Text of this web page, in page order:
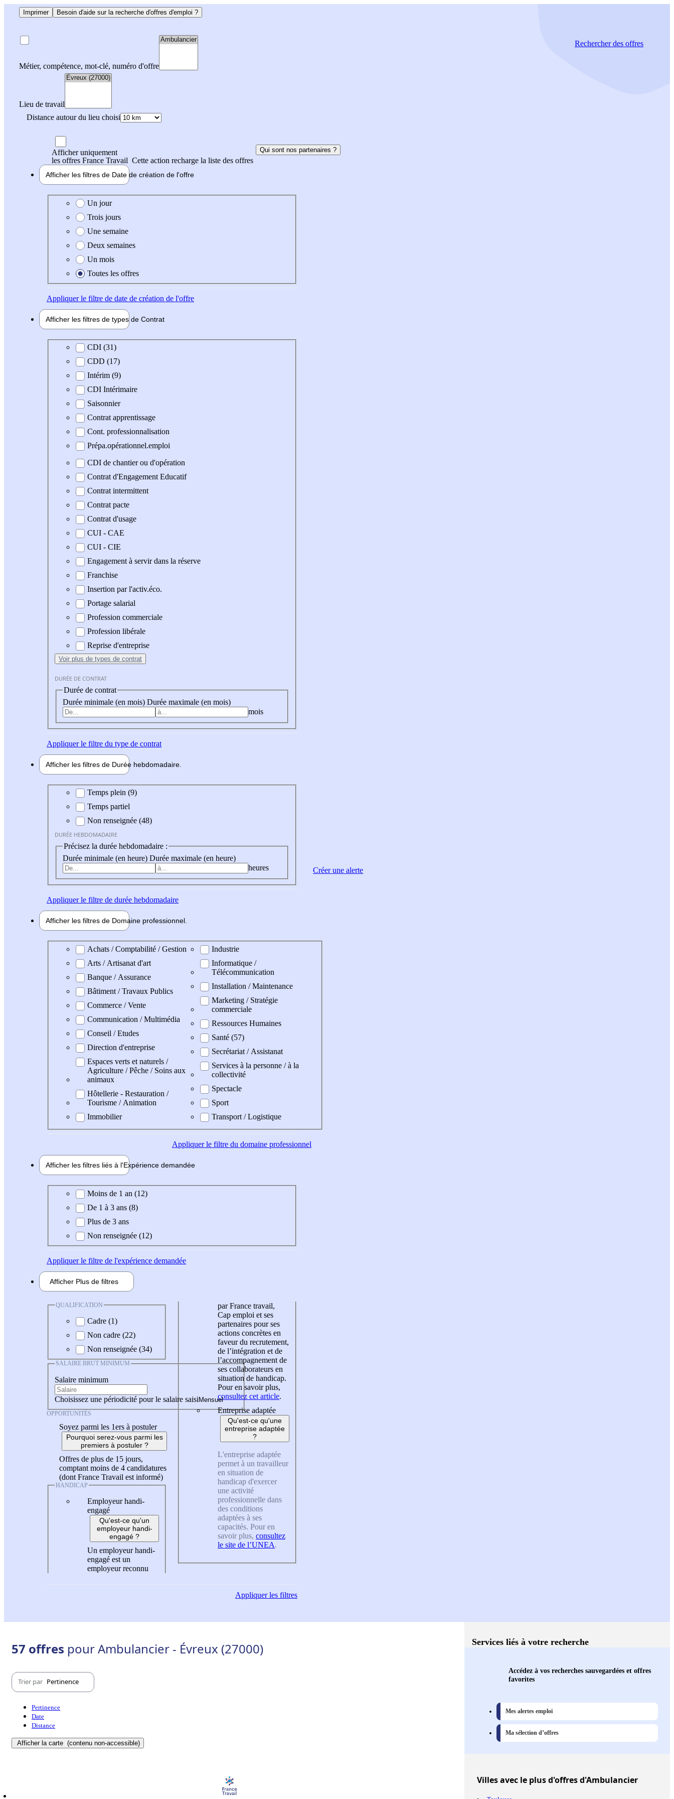
Imprimer Besoin d'aide sur la recherche d'offres d'emploi ?
Métier, compétence, mot-clé, numéro d'offre
Lieu de travail
Distance autour du lieu choisi
Rechercherdes offres
Afficher uniquement
les offres France Travail Cette action recharge la liste des offres
Qui sont nos partenaires ?
Afficher les filtres de Date de création de l'offre
Date de création de l'offre
Un jour
Trois jours
Une semaine
Deux semaines
Un mois
Toutes les offres
Appliquerle filtre de date de création de l'offre
Afficher les filtres de types de Contrat
Type de contratCDI (31)
CDD (17)
Intérim (9)
CDI Intérimaire
Saisonnier
Contrat apprentissage
Cont. professionnalisation
Prépa.opérationnel.emploi
CDI de chantier ou d'opération
Contrat d'Engagement Educatif
Contrat intermittent
Contrat pacte
Contrat d'usage
CUI - CAE
CUI - CIE
Engagement à servir dans la réserve
Franchise
Insertion par l'activ.éco.
Portage salarial
Profession commerciale
Profession libérale
Reprise d'entreprise
Voir plus de types de contrat
DURÉE DE CONTRAT
Durée de contrat
Durée minimale (en mois) Durée maximale (en mois)
mois
Appliquerle filtre du type de contrat
Afficher les filtres de Durée hebdomadaire
Durée hebdomadaire
Temps plein (9)
Temps partiel
Non renseignée (48)
DURÉE HEBDOMADAIRE
Précisez la durée hebdomadaire :
Durée minimale (en heure) Durée maximale (en heure)
heures
Appliquerle filtre de durée hebdomadaire
Afficher les filtres de Domaine professionnel
Domaine professionel
Achats / Comptabilité / Gestion
Arts / Artisanat d'art
Banque / Assurance
Bâtiment / Travaux Publics
Commerce / Vente
Communication / Multimédia
Conseil / Etudes
Direction d'entreprise
Espaces verts et naturels /
Agriculture / Pêche / Soins aux
animaux
Hôtellerie - Restauration /
Tourisme / Animation
Immobilier
Industrie
Informatique /
Télécommunication
Installation / Maintenance
Marketing / Stratégie
commerciale
Ressources Humaines
Santé (57)
Secrétariat / Assistanat
Services à la personne / à la
collectivité
Spectacle
Sport
Transport / Logistique
Appliquerle filtre du domaine professionnel
Afficher les filtres liés à l'Expérience demandée
Expérience demandée
Moins de 1 an (12)
De 1 à 3 ans (8)
Plus de 3 ans
Non renseignée (12)
Appliquerle filtre de l'expérience demandée
Afficher Plus de filtres
QUALIFICATION
Cadre (1)
Non cadre (22)
Non renseignée (34)
SALAIRE BRUT MINIMUM
Salaire minimum
Choisissez une périodicité pour le salaire saisi
OPPORTUNITÉS
Soyez parmi les 1ers à postuler
Pourquoi serez-vous parmi les
premiers à postuler ?
Offres de plus de 15 jours,
comptant moins de 4 candidatures
(dont France Travail est informé)
HANDICAP
Employeur handi-
engagé
Qu'est-ce qu'un
employeur handi-
engagé ?
Un employeur handi-
engagé est un
employeur reconnu
par France travail,
Cap emploi et ses
partenaires pour ses
actions concrètes en
faveur du recrutement,
de l’intégration et de
l’accompagnement de
ses collaborateurs en
situation de handicap.
Pour en savoir plus,
consultez cet article.
Entreprise adaptée
Qu'est-ce qu'une
entreprise adaptée
?
L'entreprise adaptée
permet à un travailleur
en situation de
handicap d'exercer
une activité
professionnelle dans
des conditions
adaptées à ses
capacités. Pour en
savoir plus, consultez
le site de l’UNEA.
Appliquerles filtres
Créer une alerte
57 offres pour Ambulancier - Évreux (27000)
Trier par Pertinence
Pertinence
Date
Distance
Afficher la carte (contenu non-accessible)
Services liés à votre recherche
Accédez à vos recherches sauvegardées et offres
favorites
Mes alertes emploi
Ma sélection d’offres
Villesavec le plus d'offres d'Ambulancier